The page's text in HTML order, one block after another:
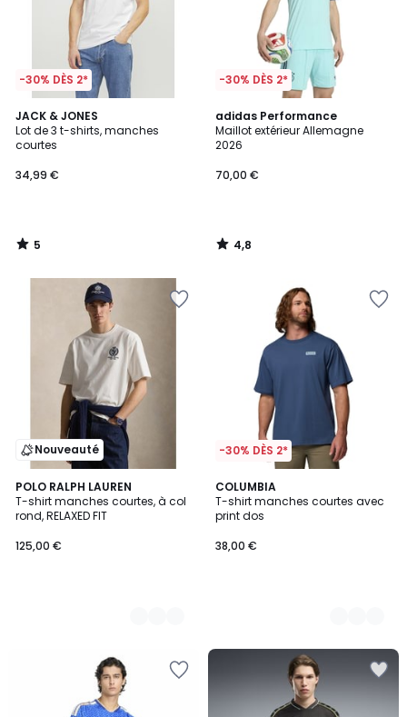
-30% DÈS 2*
JACK & JONES
Lot de 3 t-shirts, manches
courtes
34,99 €
5
/
5
5
/
-30% DÈS 2*
adidas Performance
Maillot extérieur Allemagne
2026
70,00 €
4,8
/ 5
4,8
/
Nouveauté
POLO RALPH LAUREN
T-shirt manches courtes, à col
rond, RELAXED FIT
125,00 €
2
Couleurs
-30% DÈS 2*
COLUMBIA
T-shirt manches courtes avec
print dos
38,00 €
2
Couleurs